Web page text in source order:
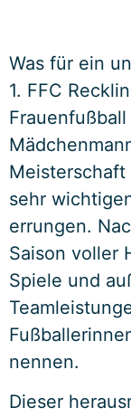
Was für ein
1. FFC
sehr
errungen.
Saison voller
Spiele und
nennen.
Dieser